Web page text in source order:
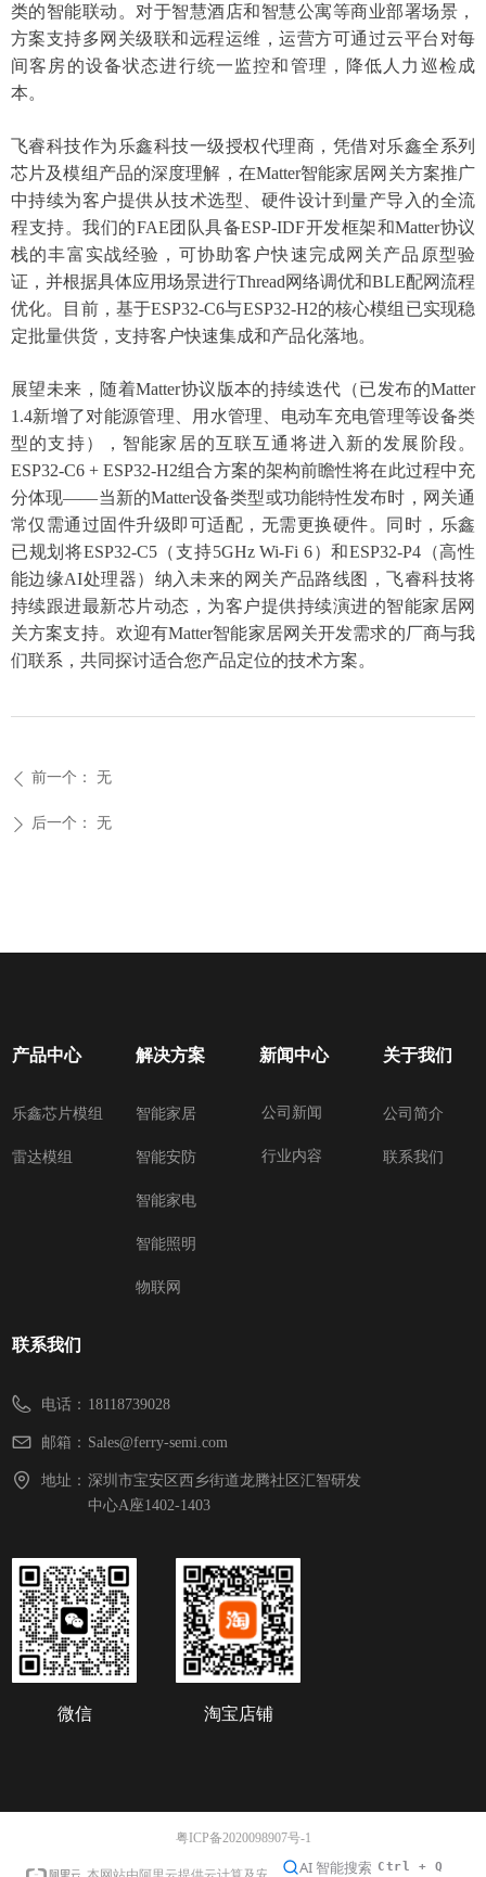
类的智能联动。对于智慧酒店和智慧公寓等商业部署场景，
方案支持多网关级联和远程运维，运营方可通过云平台对每
间客房的设备状态进行统一监控和管理，降低人力巡检成
本。
飞睿科技作为乐鑫科技一级授权代理商，凭借对乐鑫全系列
芯片及模组产品的深度理解，在Matter智能家居网关方案推广
中持续为客户提供从技术选型、硬件设计到量产导入的全流
程支持。我们的FAE团队具备ESP-IDF开发框架和Matter协议
栈的丰富实战经验，可协助客户快速完成网关产品原型验
证，并根据具体应用场景进行Thread网络调优和BLE配网流程
优化。目前，基于ESP32-C6与ESP32-H2的核心模组已实现稳
定批量供货，支持客户快速集成和产品化落地。
展望未来，随着Matter协议版本的持续迭代（已发布的Matter
1.4新增了对能源管理、用水管理、电动车充电管理等设备类
型的支持），智能家居的互联互通将进入新的发展阶段。
ESP32-C6 + ESP32-H2组合方案的架构前瞻性将在此过程中充
分体现——当新的Matter设备类型或功能特性发布时，网关通
常仅需通过固件升级即可适配，无需更换硬件。同时，乐鑫
已规划将ESP32-C5（支持5GHz Wi-Fi 6）和ESP32-P4（高性
能边缘AI处理器）纳入未来的网关产品路线图，飞睿科技将
持续跟进最新芯片动态，为客户提供持续演进的智能家居网
关方案支持。欢迎有Matter智能家居网关开发需求的厂商与我
们联系，共同探讨适合您产品定位的技术方案。
ꄴ 前一个： 无
ꄲ 后一个： 无
产品中心
乐鑫芯片模组
雷达模组
解决方案
智能家居
智能安防
智能家电
智能照明
物联网
新闻中心
公司新闻
行业内容
关于我们
公司简介
联系我们
联系我们
电话： 18118739028
邮箱： Sales@ferry-semi.com
地址： 深圳市宝安区西乡街道龙腾社区汇智研发
中心A座1402-1403
微信 淘宝店铺
粤ICP备2020098907号-1
本网站支持 IPv6